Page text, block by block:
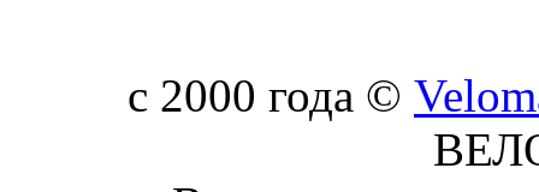
c 2000 года ©